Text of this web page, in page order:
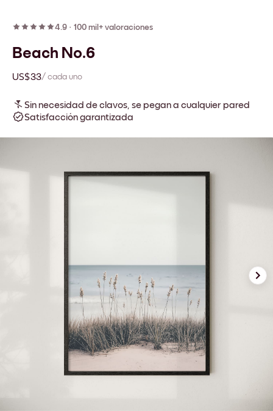
4.9 · 100 mil+ valoraciones
Beach No.6
US$33/ cada uno
Sin necesidad de clavos, se pegan a cualquier pared
Satisfacción garantizada